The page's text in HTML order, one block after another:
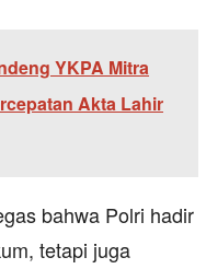
YKPA Mitra
Akta Lahir
bahwa Polri hadir
tetapi juga